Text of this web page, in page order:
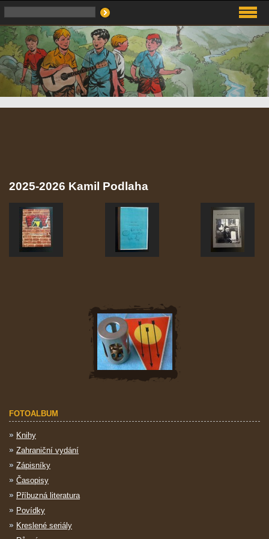
2025-2026 Kamil Podlaha
FOTOALBUM
Knihy
Zahraniční vydání
Zápisníky
Časopisy
Příbuzná literatura
Povídky
Kreslené seriály